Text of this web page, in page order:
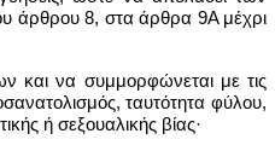
άρθρου 8, στα άρθρα 9Α μέχρι
και να συμμορφώνεται με τις
ταυτότητα φύλου,
ή σεξουαλικής βίας·